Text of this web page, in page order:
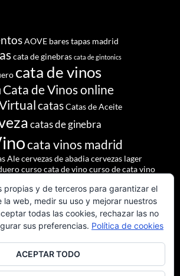
AOVE bares tapas madrid
cata de ginebras cata de gintonics
cata de vinos
Cata de Vinos online
catasCatas de Aceite
catas de ginebra
cata vinos madrid
Alecervezas de abadiacervezas lager
curso cata de vinocurso de cata vino
Ribera del Duero
eventos madrid Godello lúpulo
Nacho Terolpilsner urquell
alrededores madrid
madrid saaz salir madrid staropramen
en Madridteam building
del DueroVinos Tintos Andaluces
propias y de terceros para garantizar el
la web, medir su uso y mejorar nuestros
todas las cookies, rechazar las no
sus preferencias. Política de cookies
ACEPTAR TODO